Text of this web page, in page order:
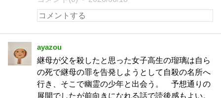
ayazou
継母が父を殺したと思った女子高生の瑠璃は自ら
の死で継母の罪を告発しようとして自殺の名所へ
行き、そこで幽霊の少年と出会う。 予想通りの
展開でしたが前向きになれる話で読後感もよい。